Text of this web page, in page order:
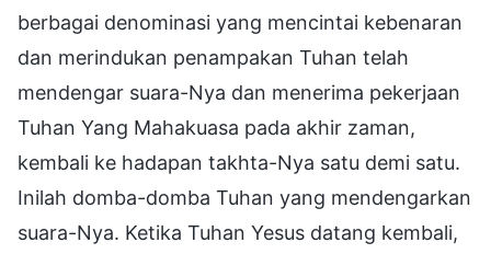
berbagai denominasi yang mencintai kebenaran
dan merindukan penampakan Tuhan telah
mendengar suara-Nya dan menerima pekerjaan
Tuhan Yang Mahakuasa pada akhir zaman,
kembali ke hadapan takhta-Nya satu demi satu.
Inilah domba-domba Tuhan yang mendengarkan
suara-Nya. Ketika Tuhan Yesus datang kembali,